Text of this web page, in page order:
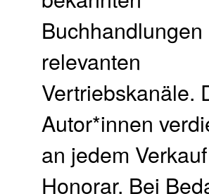
Buchhandlungen
relevanten
Vertriebskanäle.
Autor*innen
an jedem
Honorar. ​Bei